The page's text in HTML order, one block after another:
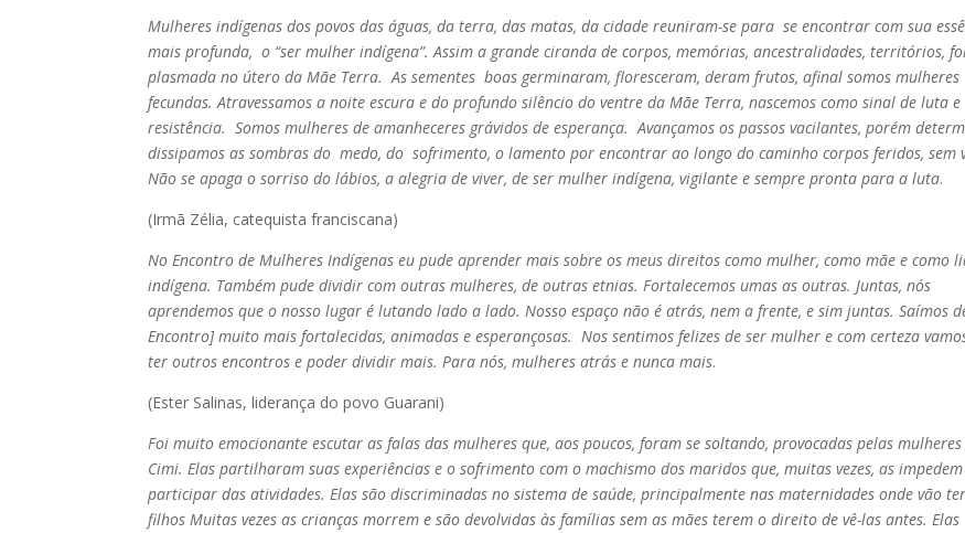
Mulheres indígenas dos povos das águas, da terra, das matas, da cidade reuniram-se para se encontrar com sua
mais profunda, o “ser mulher indígena”. Assim a grande ciranda de corpos, memórias, ancestralidades, territórios,
plasmada no útero da Mãe Terra. As sementes boas germinaram, floresceram, deram frutos, afinal somos mulheres
fecundas. Atravessamos a noite escura e do profundo silêncio do ventre da Mãe Terra, nascemos como sinal de luta e
resistência. Somos mulheres de amanheceres grávidos de esperança. Avançamos os passos vacilantes, porém
dissipamos as sombras do medo, do sofrimento, o lamento por encontrar ao longo do caminho corpos feridos, sem
Não se apaga o sorriso do lábios, a alegria de viver, de ser mulher indígena, vigilante e sempre pronta para a luta.
(Irmã Zélia, catequista franciscana)
NoEncontro de Mulheres Indígenas eu pude aprender mais sobre os meus direitos como mulher, como mãe e como
indígena. Também pude dividir com outras mulheres, de outras etnias. Fortalecemos umas as outras. Juntas, nós
aprendemos que o nosso lugar é lutando lado a lado. Nosso espaço não é atrás, nem a frente, e sim juntas. Saímos
Encontro] muito mais fortalecidas, animadas e esperançosas. Nos sentimos felizes de ser mulher e com certeza
ter outros encontros e poder dividir mais. Para nós, mulheres atrás e nunca mais.
(Ester Salinas, liderança do povo Guarani)
Foi muito emocionante escutar as falas das mulheres que, aos poucos, foram se soltando, provocadas pelas
Cimi. Elas partilharam suas experiências e o sofrimento com o machismo dos maridos que, muitas vezes, as
participar das atividades. Elas são discriminadas no sistema de saúde, principalmente nas maternidades onde vão
filhos Muitas vezes as crianças morrem e são devolvidas às famílias sem as mães terem o direito de vê-las antes. Elas